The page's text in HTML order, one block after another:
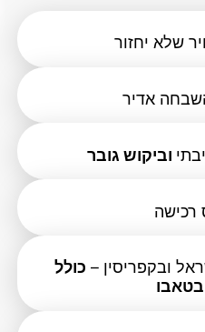
שלא יחזור
אדיר
וביקוש גובר
רכישה
ובקפריסין – כולל